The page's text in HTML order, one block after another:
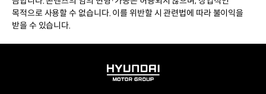
목적으로 사용할 수 없습니다. 이를 위반할 시 관련법에 따라 불이익을
받을 수 있습니다.
HYUNDAI